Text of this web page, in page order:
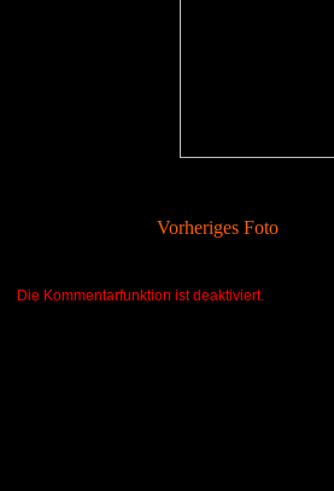
Vorheriges Foto
Die Kommentarfunktion ist deaktiviert.